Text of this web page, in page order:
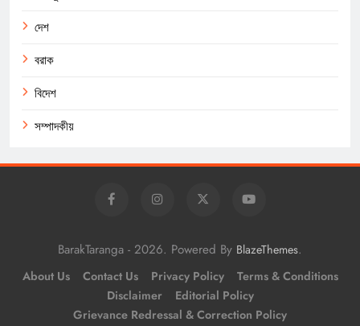
দেশ
বরাক
বিদেশ
সম্পাদকীয়
BarakTaranga - 2026. Powered By BlazeThemes.
About Us Contact Us Privacy Policy
Terms & Conditions
Disclaimer
Editorial Policy
Grievance Redressal & Correction Policy